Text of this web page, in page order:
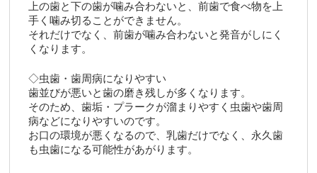
上の歯と下の歯が噛み合わないと、前歯で食べ物を上
手く噛み切ることができません。
それだけでなく、前歯が噛み合わないと発音がしにく
くなります。
◇虫歯・歯周病になりやすい
歯並びが悪いと歯の磨き残しが多くなります。
そのため、歯垢・プラークが溜まりやすく虫歯や歯周
病などになりやすいのです。
お口の環境が悪くなるので、乳歯だけでなく、永久歯
も虫歯になる可能性があがります。